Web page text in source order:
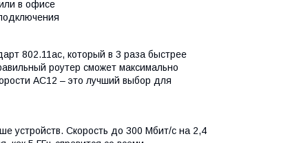
в офисе
802.11ac, который в 3 раза быстрее
роутер сможет максимально
AC12 – это лучший выбор для
устройств. Скорость до 300 Мбит/с на 2,4